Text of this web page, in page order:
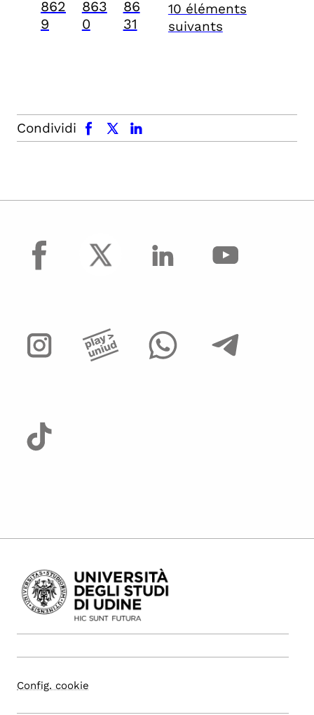
862
9
863
0
86
31
10 éléments
suivants
Condividi
facebook x.com linkedin
facebook
Config. cookie